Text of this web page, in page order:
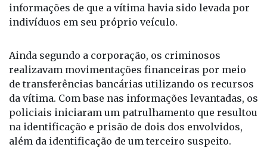
informações de que a vítima havia sido levada por
indivíduos em seu próprio veículo.
Ainda segundo a corporação, os criminosos
realizavam movimentações financeiras por meio
de transferências bancárias utilizando os recursos
da vítima. Com base nas informações levantadas, os
policiais iniciaram um patrulhamento que resultou
na identificação e prisão de dois dos envolvidos,
além da identificação de um terceiro suspeito.